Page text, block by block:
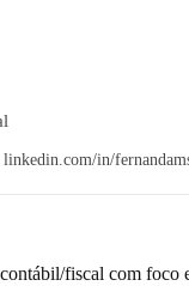
in/
fiscal com